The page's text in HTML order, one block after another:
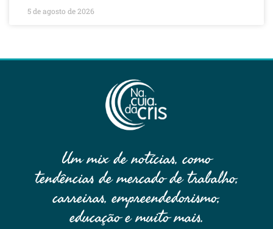
5 de agosto de 2026
Um mix de notícias, como
tendências de mercado de trabalho,
carreiras, empreendedorismo,
educação e muito mais.